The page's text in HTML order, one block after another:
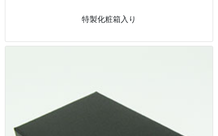
特製化粧箱入り